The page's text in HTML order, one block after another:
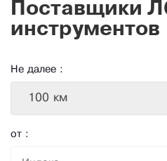
Поставщики
инструментов
Не далее :
100 км
от :